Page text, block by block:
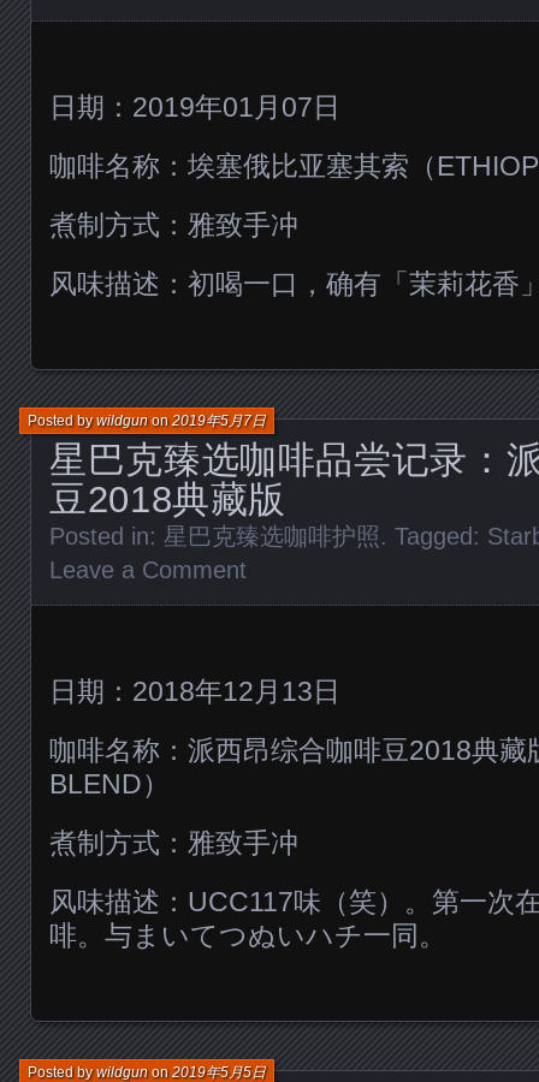
日期：2019年01月07日
咖啡名称：埃塞俄比亚塞其索（
煮制方式：雅致手冲
风味描述：初喝一口，确有「茉莉花香
星巴克臻选咖啡品尝记录：
豆2018典藏版
Posted bywildgunon2019年5月7日
Posted in: 星巴克臻选咖啡护照. Tagged:
Leave a Comment
日期：2018年12月13日
咖啡名称：派西昂综合咖啡豆2018典藏
BLEND）
煮制方式：雅致手冲
风味描述：UCC117味（笑）。第一次
啡。与まいてつぬいハチ一同。
Posted bywildgunon2019年5月5日